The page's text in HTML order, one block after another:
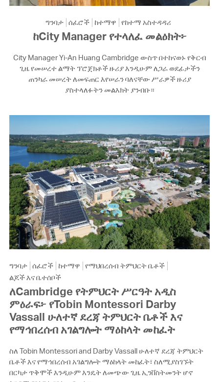
ግንባታ ሰፈሮች ከተማዋ የከተማ አስተዳዳሪ
ከCity Manager የተላለፈ መልዕክት፦
City Manager Yi-An Huang Cambridge ውስጥ በተከናወኑ የቅርብ
ጊዜ የመሠረተ ልማት ፕሮጀክቶች ዙሪያ እንዲሁም ለጋራ ወደፊታችን
ጠንካራ መሠረት ለመፍጠር እየሠራን ባለናቸው ሥራዎች ዙሪያ
ያስተላለፉትን መልእክት ያንብቡ።
ግንባታ ሰፈሮች ከተማዋ የማህበረሰብ ትምህርት ቤቶች
ልጆች እና ቤተሰቦች
ለCambridge የትምህርት ሥርዓት አዲስ
ምዕራፍ፦ የTobin Montessori Darby
Vassall ሁለተኛ ደረጃ ትምህርት ቤቶች እና
የማኅበረሰብ አገልግሎት ማዕከላት መከፈት
ስለ Tobin Montessori and Darby Vassall ሁለተኛ ደረጃ ትምህርት
ቤቶች እና የማኅበረሰብ አገልግሎት ማዕከላት መከፈት፣ ስለሚያስገኙት
በርካታ ጥቅሞች እንዲሁም እንዴት ለመጭው ጊዜ ኢንቨስትመንት ሆኖ